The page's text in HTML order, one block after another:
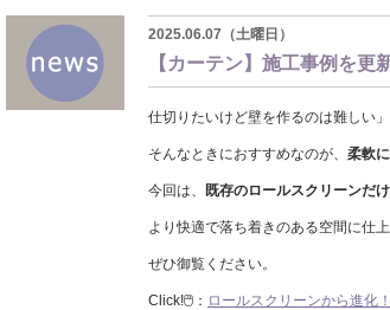
2025.06.07（土曜日）
【カーテン】施工事例を更
仕切りたいけど壁を作るのは難しい
そんなときにおすすめなのが、 柔軟
今回は、 既存のロールスクリーンだ
より快適で落ち着きのある空間に仕上
ぜひ御覧ください。
Click!🖱️： ロールスクリーンから進化